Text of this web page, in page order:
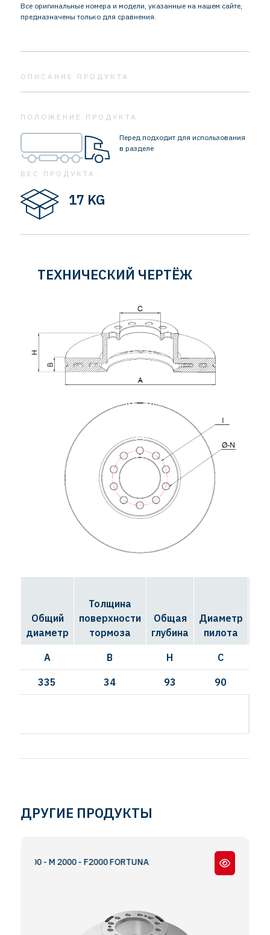
Все оригинальные номера и модели, указанные на нашем сайте,
предназначены только для сравнения.
ОПИСАНИЕ ПРОДУКТА
ПОЛОЖЕНИЕ ПРОДУКТА
Перед подходит для использования
в разделе
ВЕС ПРОДУКТА
17 KG
ТЕХНИЧЕСКИЙ ЧЕРТЁЖ
Общий
диаметр
Толщина
поверхности
тормоза
Общая
глубина
Диаметр
пилота
A B H C
335 34 93 90
ДРУГИЕ ПРОДУКТЫ
- M 2000 - F2000 FORTUNA